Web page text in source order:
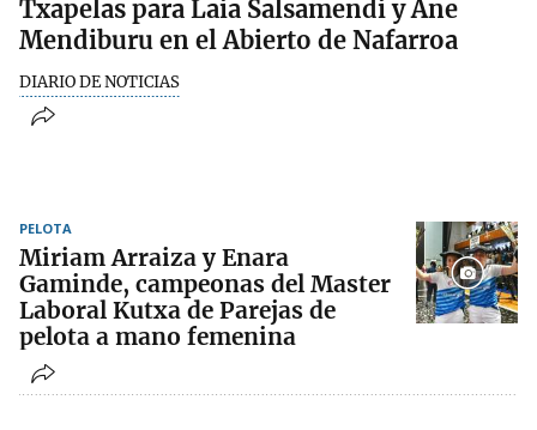
Txapelas para Laia Salsamendi y Ane
Mendiburu en el Abierto de Nafarroa
DIARIO DE NOTICIAS
PELOTA
Miriam Arraiza y Enara
Gaminde, campeonas del Master
Laboral Kutxa de Parejas de
pelota a mano femenina